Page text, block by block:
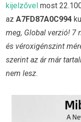
kijelzővel most
az A7FD87A0C994
meg, Global verzió! 7
és véroxigénszint
szerint az ár már
nem lesz.